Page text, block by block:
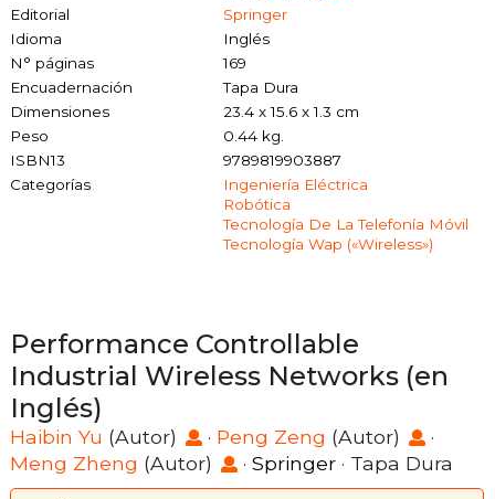
Editorial
Springer
Idioma
Inglés
N° páginas
169
Encuadernación
Tapa Dura
Dimensiones
23.4 x 15.6 x 1.3 cm
Peso
0.44 kg.
ISBN13
9789819903887
Categorías
Ingeniería Eléctrica
Robótica
Tecnología De La Telefonía Móvil
Tecnología Wap («wireless»)
Performance Controllable
Industrial Wireless Networks (en
Inglés)
Haibin Yu (Autor) · Peng Zeng (Autor)
·
Meng Zheng (Autor) · Springer · Tapa Dura